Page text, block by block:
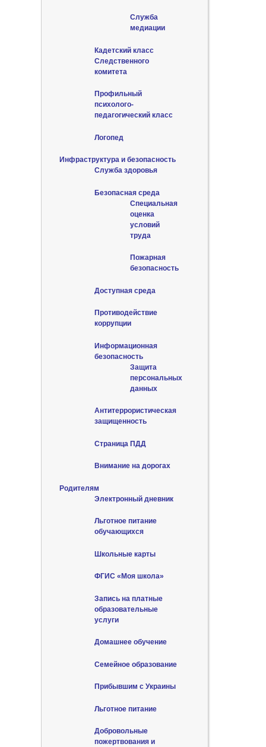
Служба
медиации
Кадетский класс
Следственного
комитета
Профильный
психолого-
педагогический класс
Логопед
Инфраструктура и безопасность
Служба здоровья
Безопасная среда
Специальная
оценка
условий
труда
Пожарная
безопасность
Доступная среда
Противодействие
коррупции
Информационная
безопасность
Защита
персональных
данных
Антитеррористическая
защищенность
Страница ПДД
Внимание на дорогах
Родителям
Электронный дневник
Льготное питание
обучающихся
Школьные карты
ФГИС «Моя школа»
Запись на платные
образовательные
услуги
Домашнее обучение
Семейное образование
Прибывшим с Украины
Льготное питание
Добровольные
пожертвования и